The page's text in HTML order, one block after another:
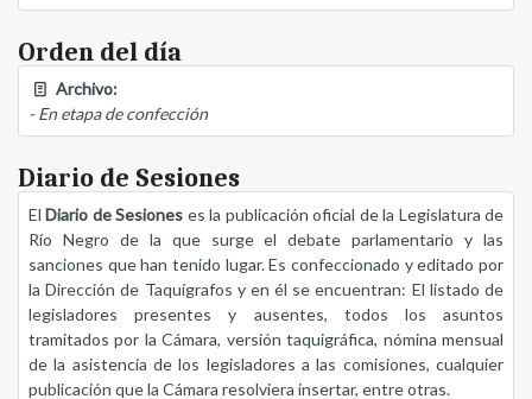
Orden del día
Archivo:
- En etapa de confección
Diario de Sesiones
ElDiario de Sesiones es la publicación oficial de la Legislatura de
Río Negro de la que surge el debate parlamentario y las
sanciones que han tenido lugar. Es confeccionado y editado por
la Dirección de Taquígrafos y en él se encuentran: El listado de
legisladores presentes y ausentes, todos los asuntos
tramitados por la Cámara, versión taquigráfica, nómina mensual
de la asistencia de los legisladores a las comisiones, cualquier
publicación que la Cámara resolviera insertar, entre otras.